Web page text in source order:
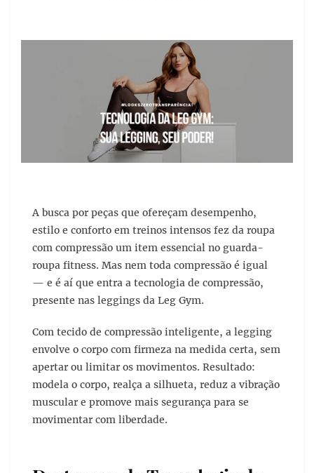
A busca por peças que ofereçam desempenho,
estilo e conforto em treinos intensos fez da roupa
com compressão um item essencial no guarda-
roupa fitness. Mas nem toda compressão é igual
— e é aí que entra a tecnologia de compressão,
presente nas leggings da Leg Gym.
Com tecido de compressão inteligente, a legging
envolve o corpo com firmeza na medida certa, sem
apertar ou limitar os movimentos. Resultado:
modela o corpo, realça a silhueta, reduz a vibração
muscular e promove mais segurança para se
movimentar com liberdade.